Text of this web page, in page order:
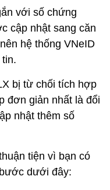
với số chứng
cập nhật sang căn
hệ thống VNeID
bị từ chối tích hợp
đơn giản nhất là đổi
nhật thêm số
tiện vì bạn có
dưới đây: